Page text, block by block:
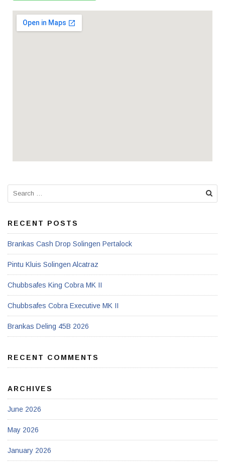
RECENT POSTS
Brankas Cash Drop Solingen Pertalock
Pintu Kluis Solingen Alcatraz
Chubbsafes King Cobra MK II
Chubbsafes Cobra Executive MK II
Brankas Deling 45B 2026
RECENT COMMENTS
ARCHIVES
June 2026
May 2026
January 2026